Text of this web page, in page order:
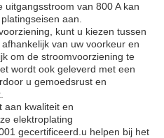
van 800 A kan
aan.
kunt u kiezen tussen
van uw voorkeur en
om de stroomvoorziening te
wordt ook geleverd met een
u gemoedsrust en
aan kwaliteit en
elektroplating
gecertificeerd.u helpen bij het